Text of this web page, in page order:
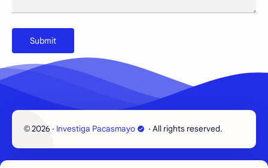
© 2026 ‧ Investiga Pacasmayo ‧ All rights reserved.